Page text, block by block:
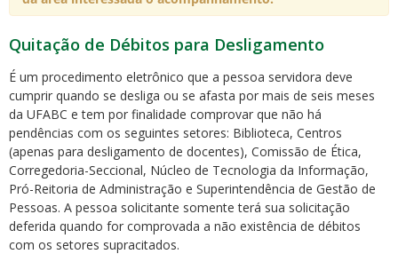
Quitação de Débitos para Desligamento
É um procedimento eletrônico que a pessoa servidora deve
cumprir quando se desliga ou se afasta por mais de seis meses
da UFABC e tem por finalidade comprovar que não há
pendências com os seguintes setores: Biblioteca, Centros
(apenas para desligamento de docentes), Comissão de Ética,
Corregedoria-Seccional, Núcleo de Tecnologia da Informação,
Pró-Reitoria de Administração e Superintendência de Gestão de
Pessoas. A pessoa solicitante somente terá sua solicitação
deferida quando for comprovada a não existência de débitos
com os setores supracitados.